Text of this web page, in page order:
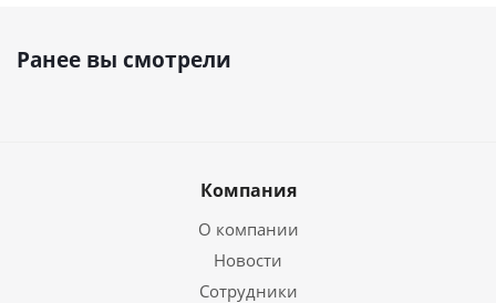
Ранее вы смотрели
Компания
О компании
Новости
Сотрудники